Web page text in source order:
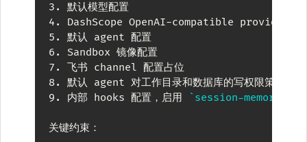
3.
4.
5.
6.
7.
8.
9.
内部 hooks 配置，启用 `session-memory`
关键约束：